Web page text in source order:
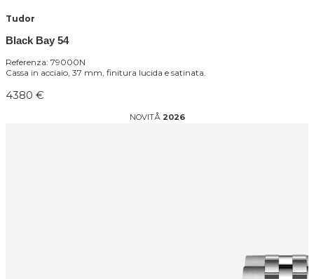
Tudor
Black Bay 54
Referenza: 79000N
Cassa in acciaio, 37 mm, finitura lucida e satinata.
4380 €
NOVITÅ 2026